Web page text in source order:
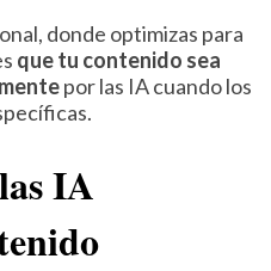
donde optimizas para
que tu contenido sea
por las IA cuando los
IA